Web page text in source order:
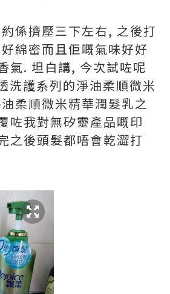
係擠壓三下左右, 之後打
綿密而且佢嘅氣味好好
氣. 坦白講, 今次試咗呢
洗護系列的淨油柔順微米
柔順微米精華潤髮乳之
咗我對無矽靈產品嘅印
之後頭髮都唔會乾澀打